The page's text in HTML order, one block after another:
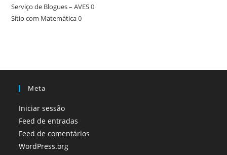
Serviço de Blogues – AVES0
Sítio com Matemática0
Meta
Iniciar sessão
Feed de entradas
Feed de comentários
WordPress.org